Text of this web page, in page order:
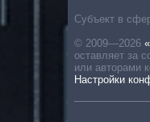
Субъект в
© 2009—2026
оставляет за
или авторами
Настройки